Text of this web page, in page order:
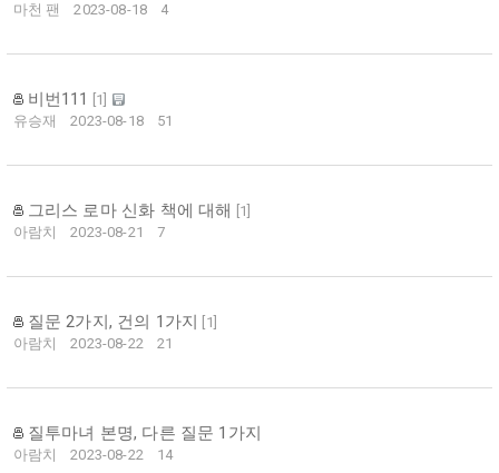
마천 팬
2023-08-18 4
비번111 1
유승재
2023-08-18 51
그리스 로마 신화 책에 대해 1
아람치
2023-08-21 7
질문 2가지, 건의 1가지 1
아람치
2023-08-22 21
질투마녀 본명, 다른 질문 1가지
아람치 2023-08-22 14